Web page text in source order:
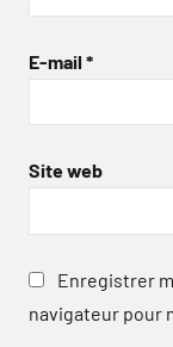
E-mail *
Site web
Enregistrer
navigateur pour